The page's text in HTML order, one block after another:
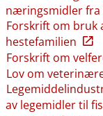
næringsmidler fra
Forskrift om bruk
hestefamilien
Forskrift om
Lov om
av legemidler til